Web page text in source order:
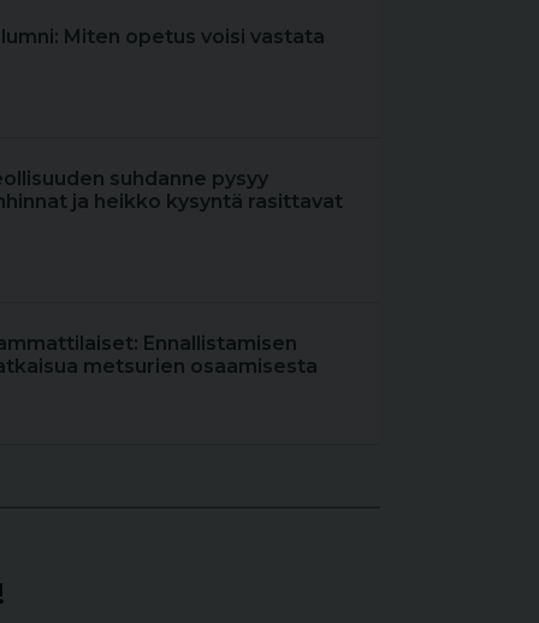
Miten opetus voisi vastata
suhdanne pysyy
ja heikko kysyntä rasittavat
Ennallistamisen
metsurien osaamisesta